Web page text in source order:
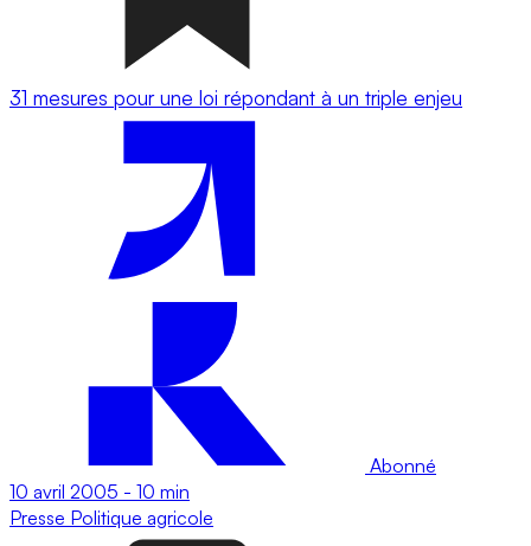
31 mesures pour une loi répondant à un triple enjeu
Abonné
10 avril 2005 - 10 min
Presse Politique agricole